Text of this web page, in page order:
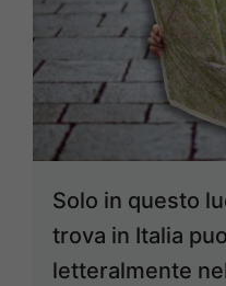
Solo in questo
trova in Italia
letteralmente